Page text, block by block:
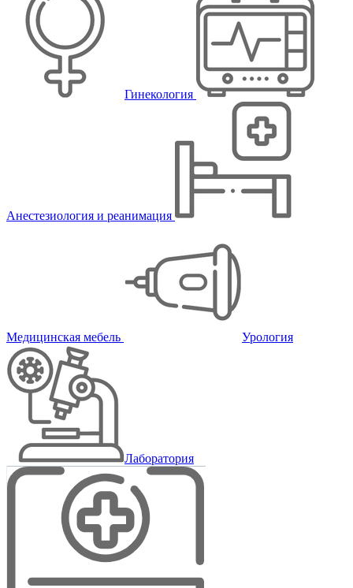
Гинекология
Анестезиология и реанимация
Медицинская мебель Урология
Лаборатория